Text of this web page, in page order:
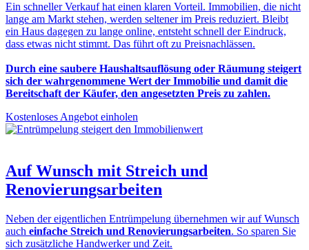
Ein schneller Verkauf hat einen klaren Vorteil. Immobilien, die nicht
lange am Markt stehen, werden seltener im Preis reduziert. Bleibt
ein Haus dagegen zu lange online, entsteht schnell der Eindruck,
dass etwas nicht stimmt. Das führt oft zu Preisnachlässen.
Durch eine saubere Haushaltsauflösung oder Räumung steigert
sich der wahrgenommene Wert der Immobilie und damit die
Bereitschaft der Käufer, den angesetzten Preis zu zahlen.
Kostenloses Angebot einholen
Auf Wunsch mit Streich und
Renovierungsarbeiten
Neben der eigentlichen Entrümpelung übernehmen wir auf Wunsch
auch einfache Streich und Renovierungsarbeiten. So sparen Sie
sich zusätzliche Handwerker und Zeit.